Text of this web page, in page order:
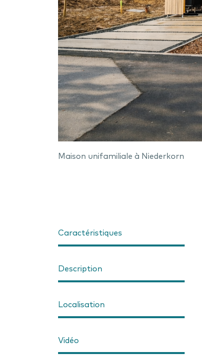
Maison unifamiliale à Niederkorn
Caractéristiques
Description
Localisation
Vidéo